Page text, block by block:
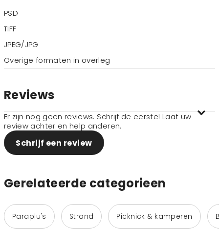
PSD
TIFF
JPEG/JPG
Overige formaten in overleg
Reviews
Er zijn nog geen reviews. Schrijf de eerste! Laat uw
review achter en help anderen.
Schrijf een review
Gerelateerde categorieen
Paraplu's Strand Picknick & kamperen